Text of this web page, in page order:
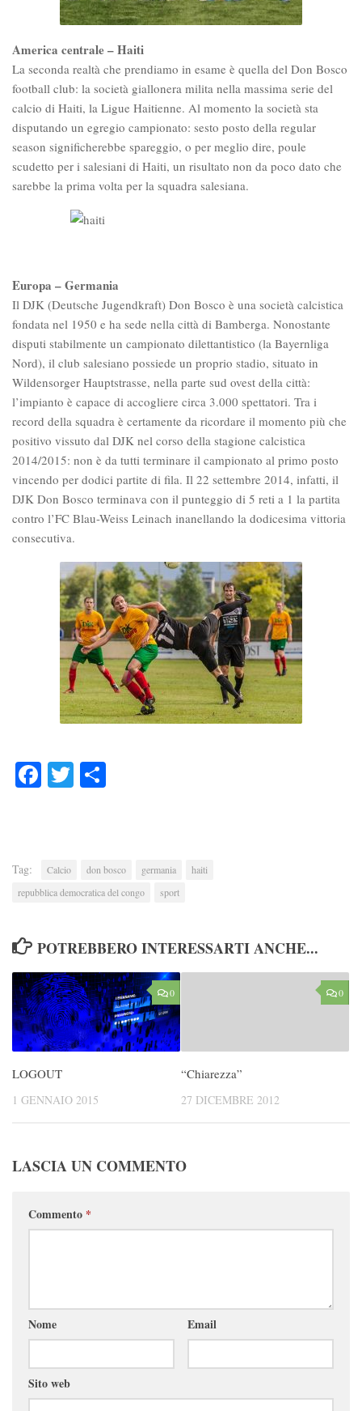
America centrale – Haiti
La seconda realtà che prendiamo in esame è quella del Don Bosco
football club: la società giallonera milita nella massima serie del
calcio di Haiti, la Ligue Haitienne. Al momento la società sta
disputando un egregio campionato: sesto posto della regular
season significherebbe spareggio, o per meglio dire, poule
scudetto per i salesiani di Haiti, un risultato non da poco dato che
sarebbe la prima volta per la squadra salesiana.
Europa – Germania
Il DJK (Deutsche Jugendkraft) Don Bosco è una società calcistica
fondata nel 1950 e ha sede nella città di Bamberga. Nonostante
disputi stabilmente un campionato dilettantistico (la Bayernliga
Nord), il club salesiano possiede un proprio stadio, situato in
Wildensorger Hauptstrasse, nella parte sud ovest della città:
l’impianto è capace di accogliere circa 3.000 spettatori. Tra i
record della squadra è certamente da ricordare il momento più che
positivo vissuto dal DJK nel corso della stagione calcistica
2014/2015: non è da tutti terminare il campionato al primo posto
vincendo per dodici partite di fila. Il 22 settembre 2014, infatti, il
DJK Don Bosco terminava con il punteggio di 5 reti a 1 la partita
contro l’FC Blau-Weiss Leinach inanellando la dodicesima vittoria
consecutiva.
FacebookTwitter
Tag: Calcio don bosco germania
haiti
repubblica democratica del congo
sport
POTREBBERO INTERESSARTI ANCHE...
0
LOGOUT
1 GENNAIO 2015
0
“Chiarezza”
27 DICEMBRE 2012
LASCIA UN COMMENTO
Commento *
Nome Email
Sito web